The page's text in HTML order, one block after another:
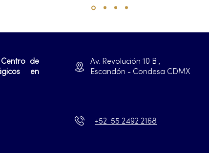
de
en
Av. Revolución 10 B ,
Escandón - Condesa CDMX
+52 55 2492 2168